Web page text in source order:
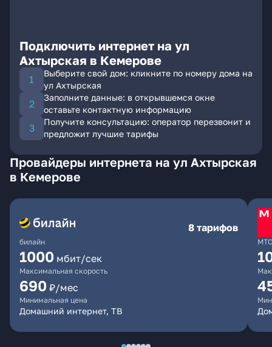
Подключить интернет на ул
Ахтырская в Кемерове
Выберите свой дом: кликните по номеру дома на
ул Ахтырская
Заполните данные: в открывшемся окне
оставьте контактную информацию
Получите консультацию: оператор перезвонит и
предложит лучшие тарифы
Провайдеры интернета на ул Ахтырская
в Кемерове
билайн
8 тарифов
1000 мбит/сек
Максимальная скорость
690 ₽/мес
Минимальная цена
Домашний интернет, ТВ
МТС